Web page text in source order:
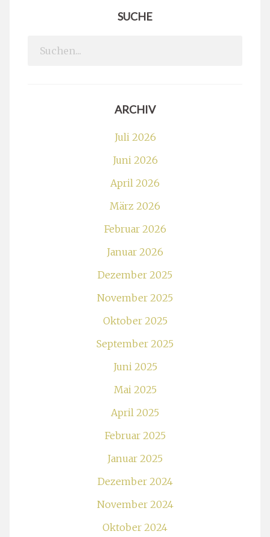
SUCHE
Search
ARCHIV
Juli 2026
Juni 2026
April 2026
März 2026
Februar 2026
Januar 2026
Dezember 2025
November 2025
Oktober 2025
September 2025
Juni 2025
Mai 2025
April 2025
Februar 2025
Januar 2025
Dezember 2024
November 2024
Oktober 2024